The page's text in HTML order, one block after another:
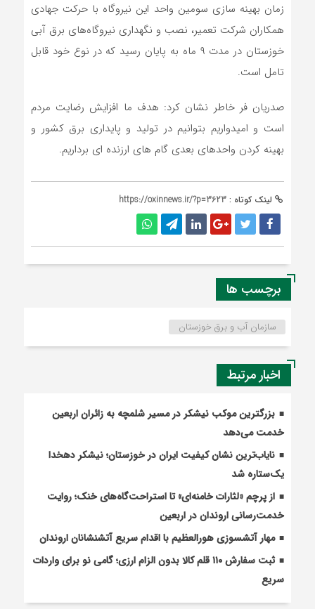
زمان بهینه سازی سومین واحد این نیروگاه با حرکت جهادی
همکاران شرکت تعمیر، نصب و نگهداری نیروگاه‌های برق آبی
خوزستان در مدت ۹ ماه به پایان رسید که در نوع خود قابل
تامل است.
صدریان فر خاطر نشان کرد: هدف ما افزایش رضایت مردم
است و امیدواریم بتوانیم در تولید و پایداری برق کشور و
بهینه کردن واحدهای بعدی گام های ارزنده ای برداریم.
لینک کوتاه : https://oxinnews.ir/?p=3623
برچسب ها
سازمان آب و برق خوزستان
اخبار مرتبط
بزرگترین موکب نیشکر در مسیر شلمچه به زائران اربعین
خدمت می‌دهد
نایاب‌ترین نشان کیفیت ایران در خوزستان؛ نیشکر دهخدا
یک‌ستاره شد
از پرچم «لثارات خامنه‌ای» تا استراحت‌گاه‌های خنک؛ روایت
خدمت‌رسانی اروندان در اربعین
مهار آتشسوزی هورالعظیم با اقدام سریع آتشنشانان اروندان
ثبت سفارش ۱۱۰ قلم کالا بدون الزام ارزی؛ گامی نو برای واردات
سریع